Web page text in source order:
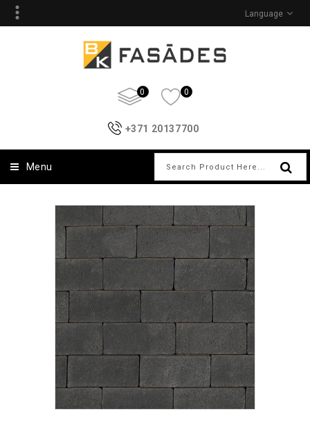
Language
0 0
+371 20137700
Menu